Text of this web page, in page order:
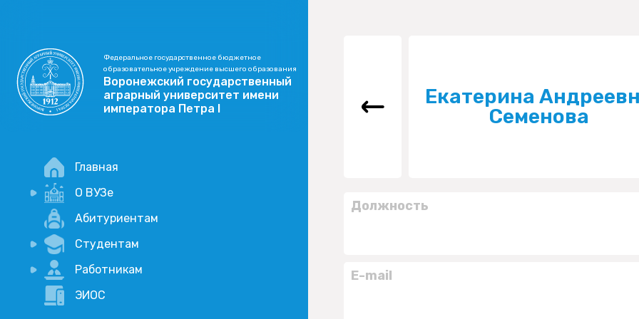
Федеральное государственное бюджетное
образовательное учреждение высшего образования
Воронежский государственный
аграрный университет имени
императора Петра I
Главная
О ВУЗе
Новости
Учебный процесс
Научная деятельность
Абитуриентам
Студентам
Портал дистанционого обучения
Академические отпуска
Работникам
Внимание, опрос!
ЭИОС
Екатерина
Семенова
Должность
E-mail